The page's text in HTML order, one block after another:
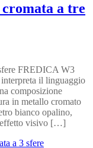
cromata a tre
FREDICA W3
il linguaggio
composizione
in metallo cromato
bianco opalino,
effetto visivo […]